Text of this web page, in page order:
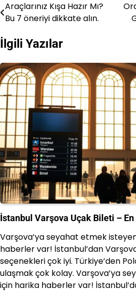
Yazı
gezinmesi
Araçlarınız Kışa Hazır Mı?
Bu 7 öneriyi dikkate alın.
İlgili Yazılar
İstanbul Varşova Uçak Bileti –
Varşova’ya seyahat etmek
haberler var! İstanbul’dan
seçenekleri çok iyi. Türkiye’den
ulaşmak çok kolay. Varşova’ya
için harika haberler var!